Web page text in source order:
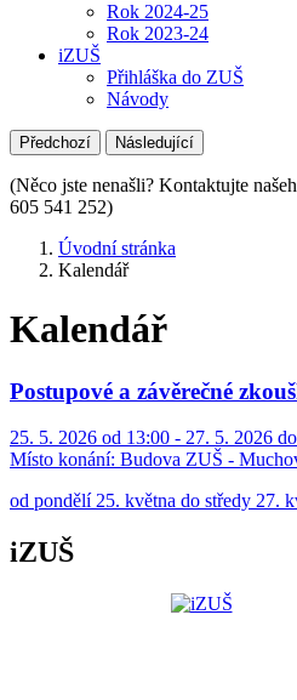
Rok 2024-25
Rok 2023-24
iZUŠ
Přihláška do ZUŠ
Návody
Předchozí Následující
(Něco jste nenašli? Kontaktujte
605 541 252)
Úvodní stránka
Kalendář
Kalendář
Postupové a závěrečné
25. 5. 2026 od 13:00 - 27. 5. 2026
Místo konání: Budova ZUŠ -
od pondělí 25. května do středy 27.
iZUŠ